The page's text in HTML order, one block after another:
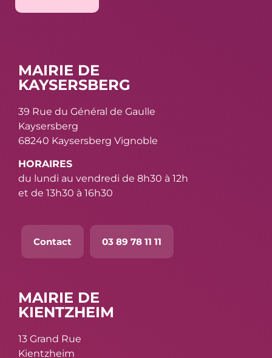
MAIRIE DE
KAYSERSBERG
39 Rue du Général de Gaulle
Kaysersberg
68240 Kaysersberg Vignoble
HORAIRES
du lundi au vendredi de 8h30 à 12h
et de 13h30 à 16h30
Contact 03 89 78 11 11
MAIRIE DE
KIENTZHEIM
13 Grand Rue
Kientzheim